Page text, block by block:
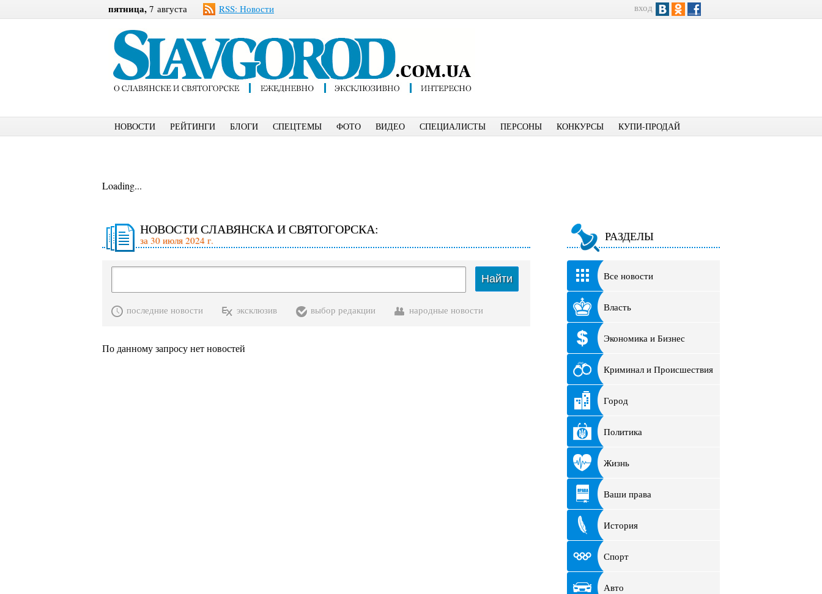
пятница, 7 августа RSS: Новости вход
НОВОСТИ РЕЙТИНГИ БЛОГИ СПЕЦТЕМЫ ФОТО ВИДЕО СПЕЦИАЛИСТЫ ПЕРСОНЫ КОНКУРСЫ КУПИ-ПРОДАЙ
Loading...
НОВОСТИ СЛАВЯНСКА И СВЯТОГОРСКА:
за 30 июля 2024 г.
Найти
последние новости эксклюзив выбор редакции народные новости
По данному запросу нет новостей
РАЗДЕЛЫ
Все новости
Власть
Экономика и Бизнес
Криминал и Происшествия
Город
Политика
Жизнь
Ваши права
История
Спорт
Авто